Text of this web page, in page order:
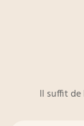
Il suffit